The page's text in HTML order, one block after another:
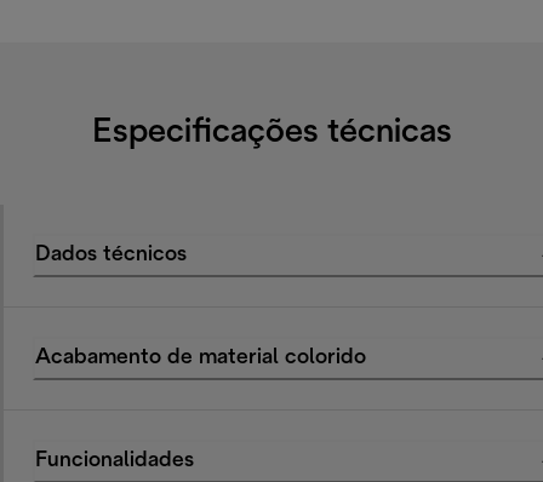
Especificações técnicas
Dados técnicos
Acabamento de material colorido
Funcionalidades